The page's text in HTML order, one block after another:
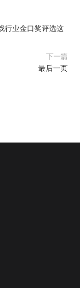
行业金口奖评选这
下一篇
最后一页